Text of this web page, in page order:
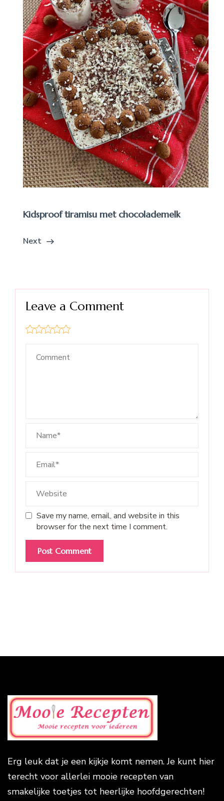
Kidsproof tiramisu met chocolademelk
Next
Leave a Comment
Save my name, email, and website in this
browser for the next time I comment.
Erg leuk dat je een kijkje komt nemen. Je kunt hier
terecht voor allerlei mooie recepten van
smakelijke toetjes tot heerlijke hoofdgerechten!